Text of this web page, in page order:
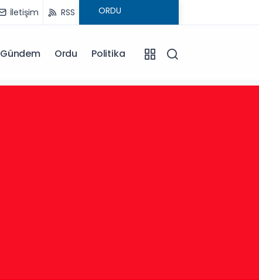
İletişim RSS
Gündem Ordu Politika